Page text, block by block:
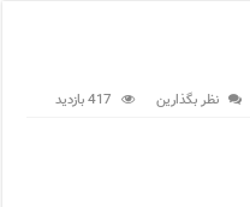
نظر بگذارین 417 بازدید